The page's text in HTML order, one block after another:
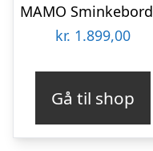
kr. 1.899,00
Gå til shop